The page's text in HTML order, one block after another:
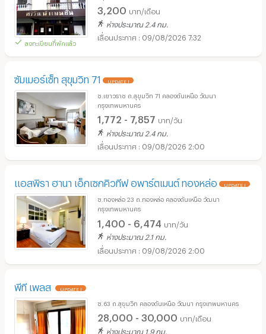
ลงทะเบียนที่พักแล้ว
3,200 บาท/เดือน
ห่างประมาณ 2.4 กม.
09/08/2026 7:32
ซัมเมอร์เซ็ท สุขุมวิท 71 UPDATE !
ซ.เยาวราช ถ.สุขุมวิท 71 คลองตันเหนือ วัฒนา
กรุงเทพมหานคร
1,772 - 7,857 บาท/วัน
ห่างประมาณ 2.4 กม.
09/08/2026 2:00
แอสพิรา ฮานา เอ็กเซกคิวทีฟ อพาร์ตเมนต์ ทองหล่อ UPDATE !
ซ.ทองหล่อ 23 ถ.ทองหล่อ คลองตันเหนือ วัฒนา
กรุงเทพมหานคร
1,400 - 6,474 บาท/วัน
ห่างประมาณ 2.1 กม.
09/08/2026 2:00
พีที เพลส UPDATE !
ซ.63 ถ.สุขุมวิท คลองตันเหนือ วัฒนา กรุงเทพมหานคร
28,000 - 30,000 บาท/เดือน
ห่างประมาณ 1.9 กม.